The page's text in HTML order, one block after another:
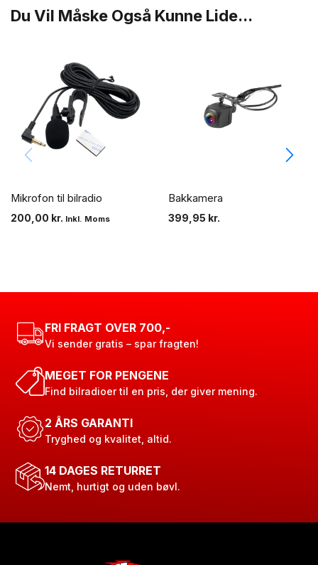
Du Vil Måske Også Kunne Lide...
Mikrofon til bilradio
200,00 kr. Inkl. Moms
Bakkamera
399,95 kr.
FRI FRAGT OVER 700,-
Vi sender gratis – spar fragten!
MEGET FOR PENGENE
Find bilradioer til en pris, der giver mening.
2 ÅRS GARANTI
Tryghed og kvalitet, altid.
14 DAGES RETURRET
Nemt, hurtigt og uden bøvl.